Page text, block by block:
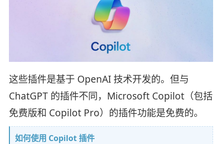
这些插件是基于 OpenAI 技术开发的。但与
ChatGPT 的插件不同，Microsoft Copilot（包括
免费版和 Copilot Pro）的插件功能是免费的。
如何使用 Copilot 插件